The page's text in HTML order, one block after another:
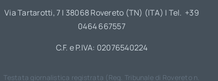
Via Tartarotti, 7 | 38068 Rovereto (TN) (ITA) | Tel. +39
0464 667557
C.F. e P.IVA: 02076540224
Testata giornalistica registrata (Reg. Tribunale di Rovereto n.